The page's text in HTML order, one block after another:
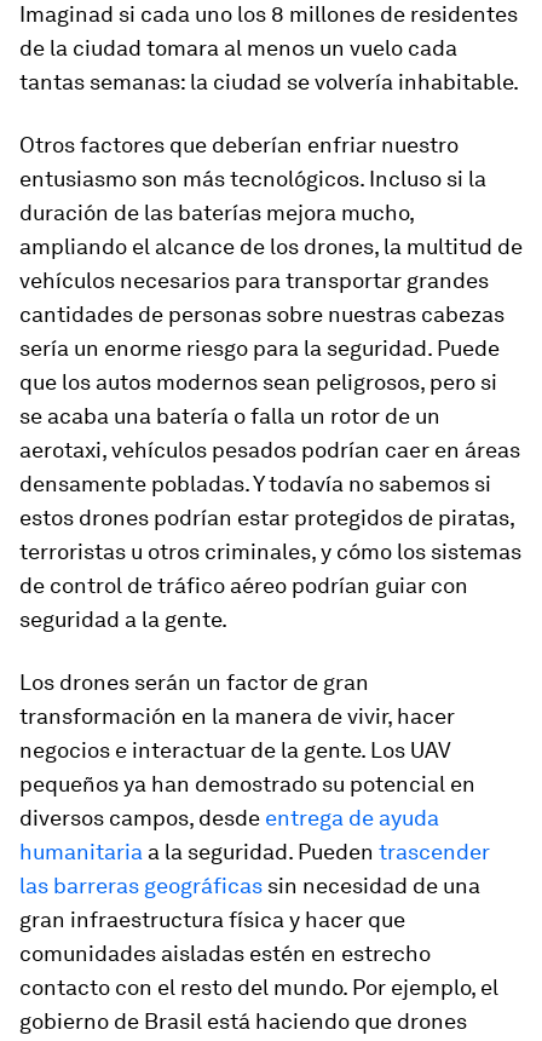
Imaginad si cada uno los 8 millones de residentes
de la ciudad tomara al menos un vuelo cada
tantas semanas: la ciudad se volvería inhabitable.
Otros factores que deberían enfriar nuestro
entusiasmo son más tecnológicos. Incluso si la
duración de las baterías mejora mucho,
ampliando el alcance de los drones, la multitud de
vehículos necesarios para transportar grandes
cantidades de personas sobre nuestras cabezas
sería un enorme riesgo para la seguridad. Puede
que los autos modernos sean peligrosos, pero si
se acaba una batería o falla un rotor de un
aerotaxi, vehículos pesados podrían caer en áreas
densamente pobladas. Y todavía no sabemos si
estos drones podrían estar protegidos de piratas,
terroristas u otros criminales, y cómo los sistemas
de control de tráfico aéreo podrían guiar con
seguridad a la gente.
Los drones serán un factor de gran
transformación en la manera de vivir, hacer
negocios e interactuar de la gente. Los UAV
pequeños ya han demostrado su potencial en
diversos campos, desde entrega de ayuda
humanitaria a la seguridad. Pueden trascender
las barreras geográficas sin necesidad de una
gran infraestructura física y hacer que
comunidades aisladas estén en estrecho
contacto con el resto del mundo. Por ejemplo, el
gobierno de Brasil está haciendo que drones